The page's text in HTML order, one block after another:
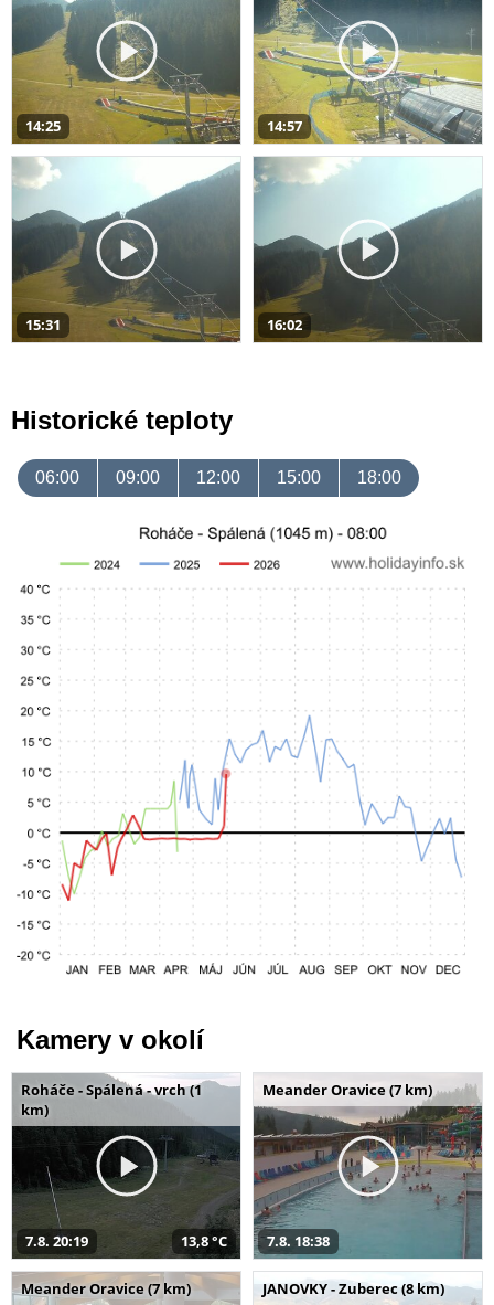
14:25 14:57
15:31 16:02
Historické teploty
06:00 09:00 12:00 15:00 18:00
Kamery v okolí
Roháče - Spálená - vrch (1
km)
7.8. 20:19 13,8 °C
Meander Oravice (7 km)
7.8. 18:38
Meander Oravice (7 km) JANOVKY - Zuberec (8 km)